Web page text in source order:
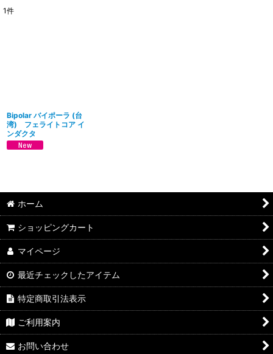
1件
Bipolar バイポーラ (台
湾) フェライトコア イ
ンダクタ
ホーム
ショッピングカート
マイページ
最近チェックしたアイテム
特定商取引法表示
ご利用案内
お問い合わせ